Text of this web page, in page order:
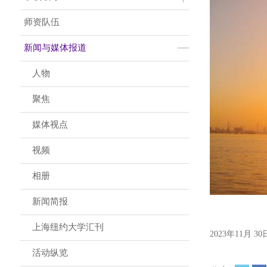
师资队伍
新闻与媒体报道
人物
聚焦
媒体视点
视频
相册
新闻简报
上海纽约大学汇刊
活动纵览
2023年11月 30